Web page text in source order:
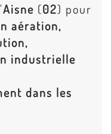
Aisne (02) pour
aération,
industrielle
dans les